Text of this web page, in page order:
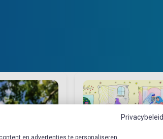
6
Privacybeleid
en advertenties te personaliseren,